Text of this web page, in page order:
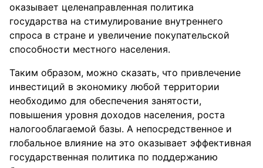
оказывает целенаправленная политика
государства на стимулирование внутреннего
спроса в стране и увеличение покупательской
способности местного населения.
Таким образом, можно сказать, что привлечение
инвестиций в экономику любой территории
необходимо для обеспечения занятости,
повышения уровня доходов населения, роста
налогооблагаемой базы. А непосредственное и
глобальное влияние на это оказывает эффективная
государственная политика по поддержанию